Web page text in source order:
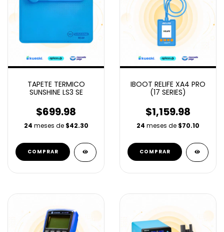
TAPETE TERMICO
SUNSHINE LS3 SE
$699.98
24 meses de $42.30
IBOOT RELIFE XA4 PRO
(17 SERIES)
$1,159.98
24 meses de $70.10